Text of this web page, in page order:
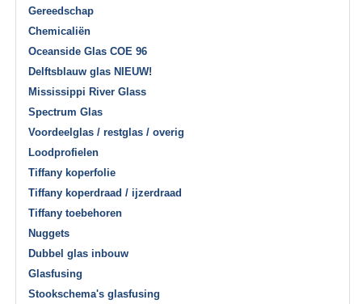
Gereedschap
Chemicaliën
Oceanside Glas COE 96
Delftsblauw glas NIEUW!
Mississippi River Glass
Spectrum Glas
Voordeelglas / restglas / overig
Loodprofielen
Tiffany koperfolie
Tiffany koperdraad / ijzerdraad
Tiffany toebehoren
Nuggets
Dubbel glas inbouw
Glasfusing
Stookschema's glasfusing